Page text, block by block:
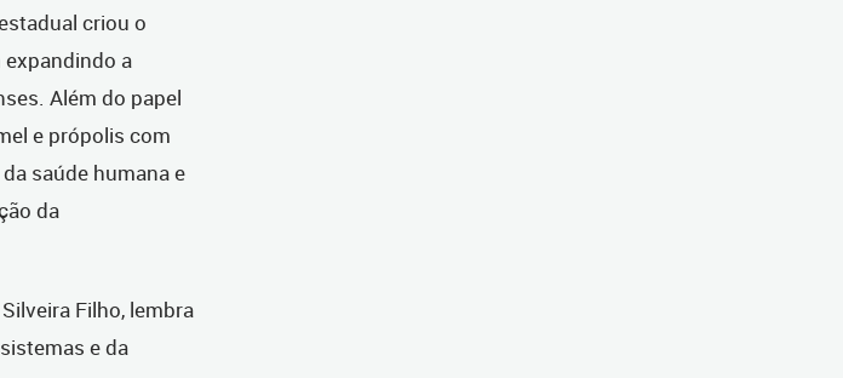
criou o
expandindo a
Além do papel
e própolis com
saúde humana e
da
Filho, lembra
e da